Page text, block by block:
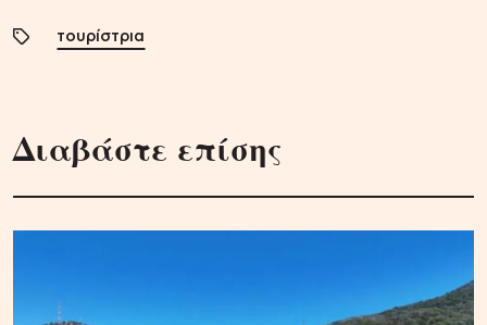
τουρίστρια
Διαβάστε επίσης